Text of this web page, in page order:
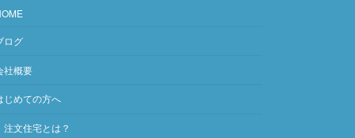
ログ
社概要
じめての方へ
注文住宅とは？